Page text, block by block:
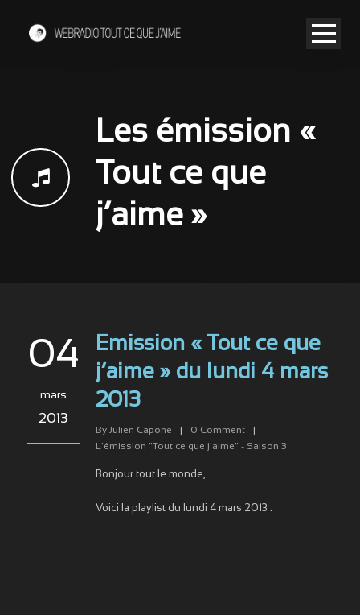
Les émission «
Tout ce que
j’aime »
04
mars
2013
Emission « Tout ce que
j’aime » du lundi 4 mars
2013
By Julien Capone 0 Comment
L'émission "Tout ce que j'aime" - Saison 3
Bonjour tout le monde,
Voici la playlist du lundi 4 mars 2013 :